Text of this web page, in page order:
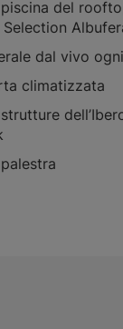
del
Selection
dal vivo
climatizzata